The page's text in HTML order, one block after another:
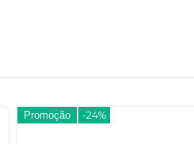
Promoção -24%